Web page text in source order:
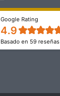
Google Rating
4.9
Basado en 59 reseñas